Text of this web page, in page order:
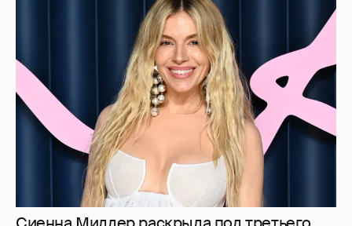
Сиенна Миллер раскрыла пол третьего
ребёнка и показала редкие фото с детьми